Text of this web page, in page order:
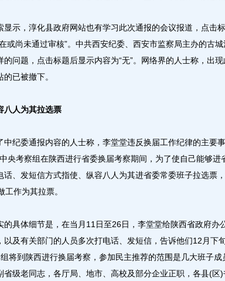
，淳化县政府网站也有学习此次通报的会议报道，点击
或尚未通过审核”。中共西安纪委、西安市监察局主办的古城
的问题，点击标题后显示内容为“无”。网络界的人士称，出现
已被撤下。
八人为其拉选票
委通报内容的人士称，李堂堂违反换届工作纪律的主要
央考察组在陕西进行省委换届考察期间，为了使自己能够进
话、发短信方式指使、纵容八人为其进省委常委班子拉选票
工作为其拉票。
体细节是，在当月11日至26日，李堂堂给陕西省政府办
以及有关部门的人员多次打电话、发短信，告诉他们12月下
将到陕西进行换届考察，参加民主推荐的范围是几大班子成
省级老同志，各厅局、地市、高校及部分企业正职，各县(区